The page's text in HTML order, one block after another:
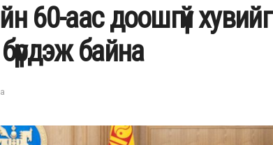
60-аас доошгүй хувийг
байна